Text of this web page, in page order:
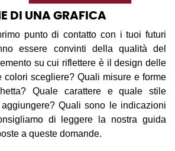
DI UNA GRAFICA
punto di contatto con i tuoi futuri
essere convinti della qualità del
su cui riflettere è il design delle
colori scegliere? Quali misure e forme
Quale carattere e quale stile
Quali sono le indicazioni
di leggere la nostra guida
a queste domande.